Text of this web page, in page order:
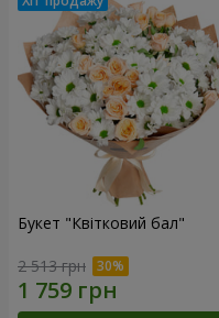
Букет "Квітковий бал"
2 513 грн